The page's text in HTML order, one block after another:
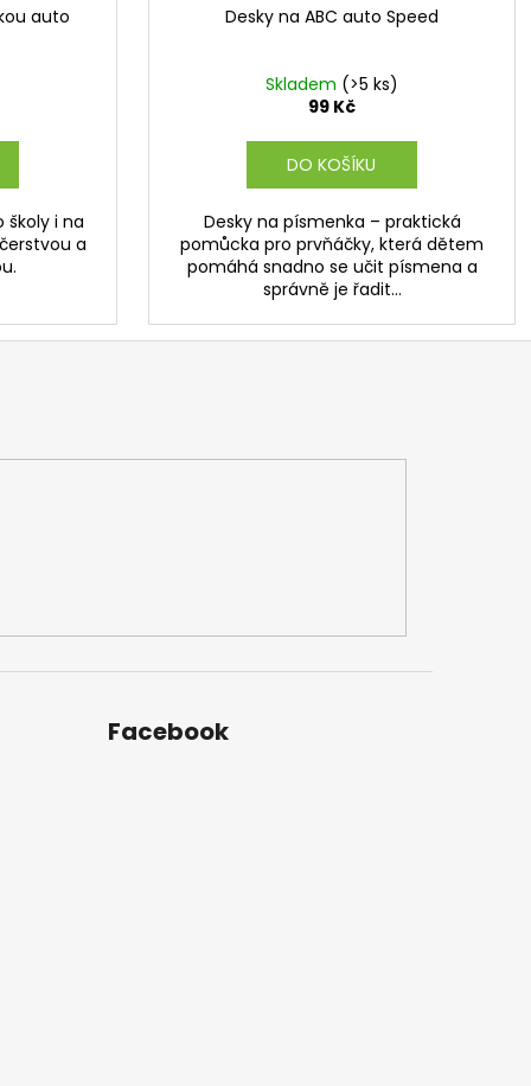
auto
školy i na
a
Desky na ABC auto Speed
Skladem (>5 ks)
99 Kč
DO KOŠÍKU
Desky na písmenka – praktická
pomůcka pro prvňáčky, která dětem
pomáhá snadno se učit písmena a
správně je řadit...
Facebook